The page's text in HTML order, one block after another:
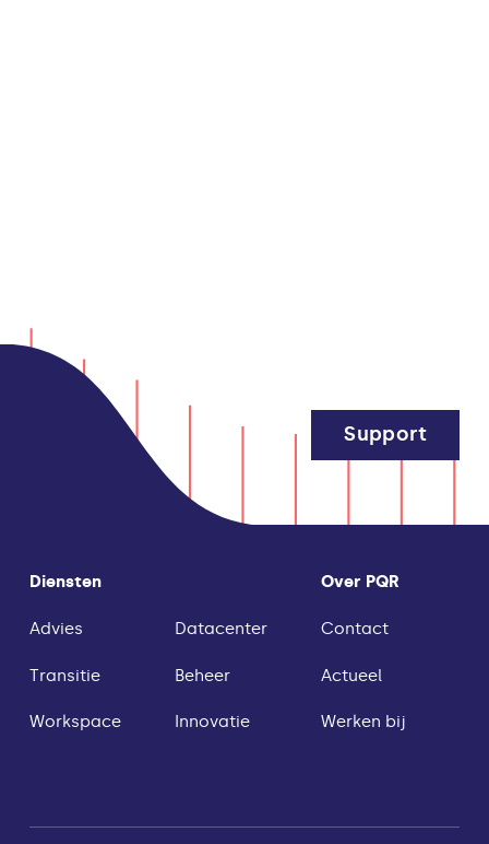
Diensten
Advies
Transitie
Workspace
Datacenter
Beheer
Innovatie
Over PQR
Contact
Actueel
Werken bij
Support